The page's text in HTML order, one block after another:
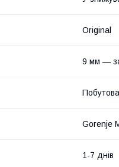
Original
9 мм —
Побутова
Gorenje
1-7 днів